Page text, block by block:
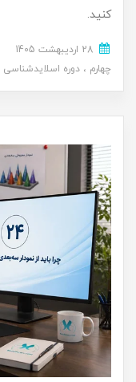
کنید.
چهارم
دوره اسلایدشناسی